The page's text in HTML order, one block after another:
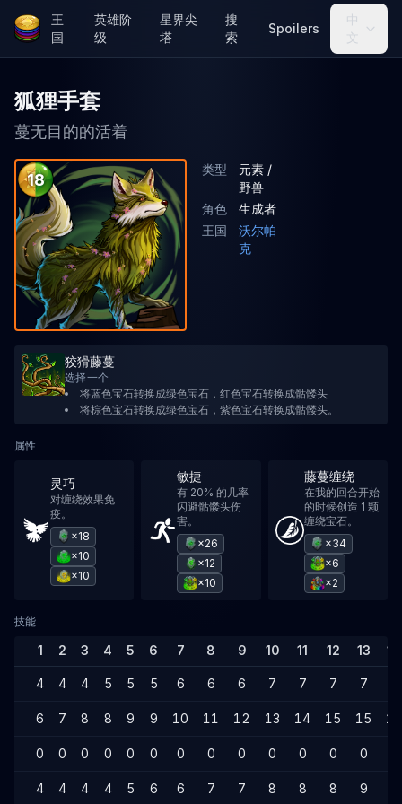
王
国
英雄阶
级
星界尖
塔
搜
索
Spoilers
中
文
狐狸手套
蔓无目的的活着
18
类型
元素 /
野兽
角色
生成者
王国
沃尔帕
克
狡猾藤蔓
选择一个
将蓝色宝石转换成绿色宝石，红色宝石转换成骷髅头
将棕色宝石转换成绿色宝石，紫色宝石转换成骷髅头。
属性
灵巧
对缠绕效果免
疫。
×18
×10
×10
敏捷
有 20% 的几率
闪避骷髅头伤
害。
×26
×12
×10
藤蔓缠绕
在我的回合开始
的时候创造 1 颗
缠绕宝石。
×34
×6
×2
技能
1 2 3 4 5 6 7 8 9 10 11 12 13 14
4 4 4 5 5 5 6 6 6 7 7 7 7
6 7 8 8 9 9 10 11 12 13 14 15 15 16
0 0 0 0 0 0 0 0 0 0 0 0 0
4 4 4 4 5 6 6 7 7 8 8 8 9